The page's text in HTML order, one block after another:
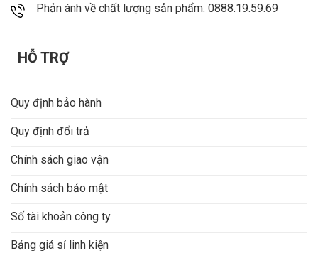
Phản ánh về chất lượng sản phẩm: 0888.19.59.69
HỖ TRỢ
Quy định bảo hành
Quy định đổi trả
Chính sách giao vận
Chính sách bảo mật
Số tài khoản công ty
Bảng giá sỉ linh kiện